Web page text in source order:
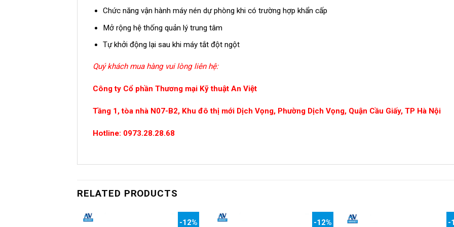
Chức năng vận hành máy nén dự phòng khi có trường hợp khẩn cấp
Mở rộng hệ thống quản lý trung tâm
Tự khởi động lại sau khi máy tắt đột ngột
Quý khách mua hàng vui lòng liên hệ:
Công ty Cổ phần Thương mại Kỹ thuật An Việt
Tầng 1, tòa nhà N07-B2, Khu đô thị mới Dịch Vọng, Phường Dịch Vọng, Quận Cầu Giấy, TP Hà Nội
Hotline: 0973.28.28.68
RELATED PRODUCTS
-12% -12% -